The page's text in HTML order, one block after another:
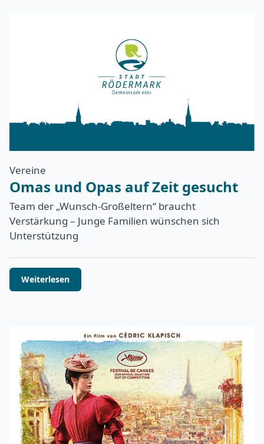
Vereine
Omas und Opas auf Zeit gesucht
Team der „Wunsch-Großeltern“ braucht
Verstärkung – Junge Familien wünschen sich
Unterstützung
Weiterlesen